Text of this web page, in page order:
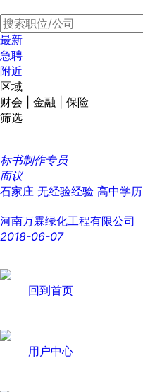
最新
急聘
附近
区域
财会 | 金融 | 保险
筛选
标书制作专员
面议
石家庄 无经验经验 高中学历
河南万霖绿化工程有限公司
2018-06-07
回到首页
用户中心